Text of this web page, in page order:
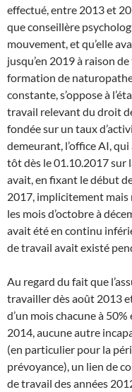
effectué, entre 2013 et
que conseillère
mouvement, et qu’elle
jusqu’en 2019 à raison
formation de
constante, s’oppose à
travail relevant du droit
fondée sur un taux
demeurant, l’office AI,
tôt dès le 01.10.2017 sur
avait, en fixant le début
2017, implicitement
les mois d’octobre à
avait été en continu
de travail avait existé
Au regard du fait que
travailler dès août 2013
d’un mois chacune à
2014, aucune autre
(en particulier pour la
prévoyance), un lien de
de travail des années